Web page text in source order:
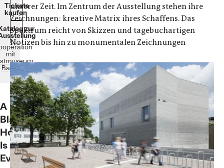
Tickets
kaufen
zur
mit
Basel
A
Black
Hole
Is
Everything
unserer Zeit. Im Zentrum der Ausstellung stehen ihre
Zeichnungen: kreative Matrix ihres Schaffens. Das
Spektrum reicht von Skizzen und tagebuchartigen
Notizen bis hin zu monumentalen Zeichnungen